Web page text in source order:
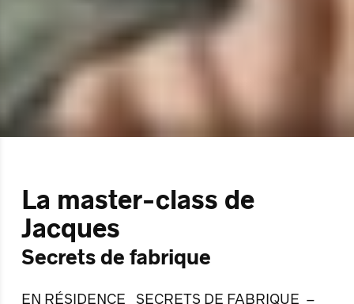
La master-class de
Jacques
Secrets de fabrique
EN RÉSIDENCE SECRETS DE FABRIQUE